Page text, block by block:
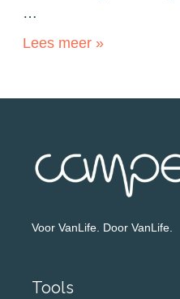
…
Lees meer »
Voor VanLife. Door VanLife.
Tools